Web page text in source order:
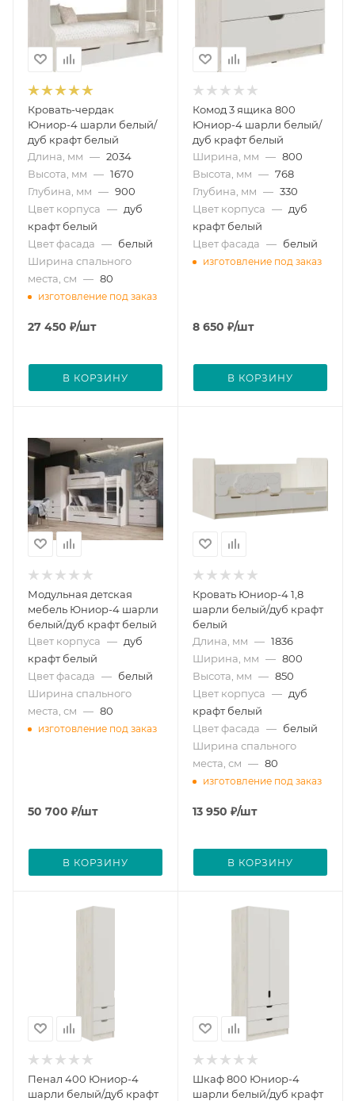
Кровать-чердак
Юниор-4 шарли белый/
дуб крафт белый
Длина, мм — 2034
Высота, мм — 1670
Глубина, мм — 900
Цвет корпуса — дуб
крафт белый
Цвет фасада — белый
Ширина спального
места, см — 80
изготовление под заказ
27 450 ₽/шт
В КОРЗИНУ
Комод 3 ящика 800
Юниор-4 шарли белый/
дуб крафт белый
Ширина, мм — 800
Высота, мм — 768
Глубина, мм — 330
Цвет корпуса — дуб
крафт белый
Цвет фасада — белый
изготовление под заказ
8 650 ₽/шт
В КОРЗИНУ
Модульная детская
мебель Юниор-4 шарли
белый/дуб крафт белый
Цвет корпуса — дуб
крафт белый
Цвет фасада — белый
Ширина спального
места, см — 80
изготовление под заказ
50 700 ₽/шт
В КОРЗИНУ
Кровать Юниор-4 1,8
шарли белый/дуб крафт
белый
Длина, мм — 1836
Ширина, мм — 800
Высота, мм — 850
Цвет корпуса — дуб
крафт белый
Цвет фасада — белый
Ширина спального
места, см — 80
изготовление под заказ
13 950 ₽/шт
В КОРЗИНУ
Пенал 400 Юниор-4
шарли белый/дуб крафт
Шкаф 800 Юниор-4
шарли белый/дуб крафт